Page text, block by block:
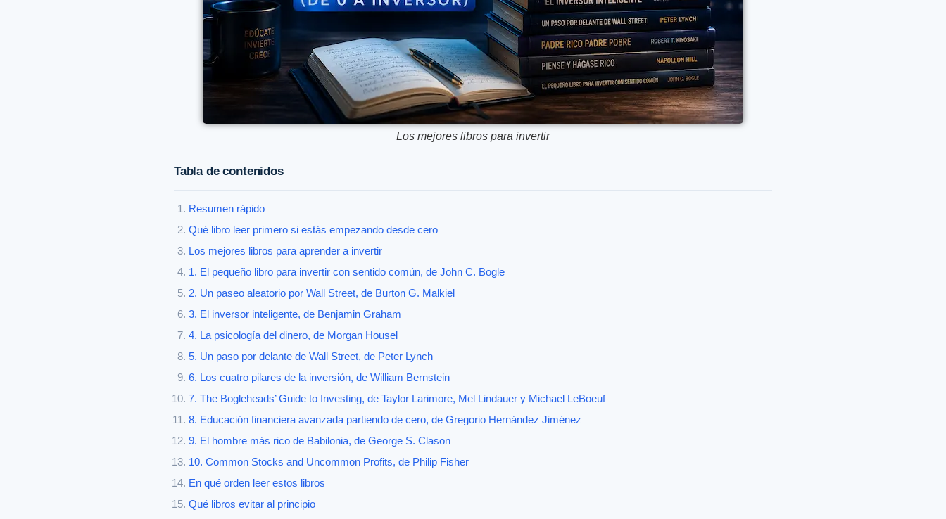
Los mejores libros para invertir
Tabla de contenidos
Resumen rápido
Qué libro leer primero si estás empezando desde cero
Los mejores libros para aprender a invertir
1. El pequeño libro para invertir con sentido común, de John C. Bogle
2. Un paseo aleatorio por Wall Street, de Burton G. Malkiel
3. El inversor inteligente, de Benjamin Graham
4. La psicología del dinero, de Morgan Housel
5. Un paso por delante de Wall Street, de Peter Lynch
6. Los cuatro pilares de la inversión, de William Bernstein
7. The Bogleheads’ Guide to Investing, de Taylor Larimore, Mel Lindauer y Michael LeBoeuf
8. Educación financiera avanzada partiendo de cero, de Gregorio Hernández Jiménez
9. El hombre más rico de Babilonia, de George S. Clason
10. Common Stocks and Uncommon Profits, de Philip Fisher
En qué orden leer estos libros
Qué libros evitar al principio